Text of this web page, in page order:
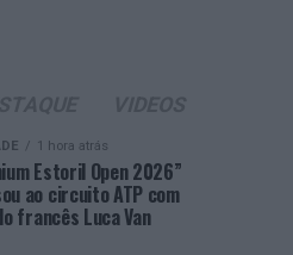
1 hora atrás
Estoril Open 2026”
ao circuito ATP com
francês Luca Van